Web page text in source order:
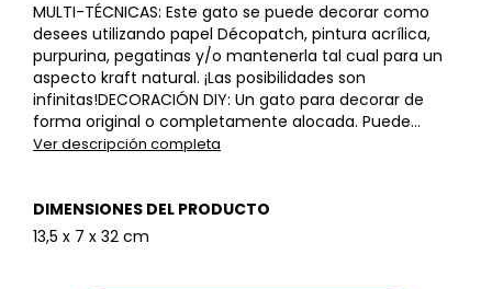
MULTI-TÉCNICAS: Este gato se puede decorar como
desees utilizando papel Décopatch, pintura acrílica,
purpurina, pegatinas y/o mantenerla tal cual para un
aspecto kraft natural. ¡Las posibilidades son
infinitas!DECORACIÓN DIY: Un gato para decorar de
forma original o completamente alocada. Puede...
Ver descripción completa
DIMENSIONES DEL PRODUCTO
13,5 x 7 x 32 cm